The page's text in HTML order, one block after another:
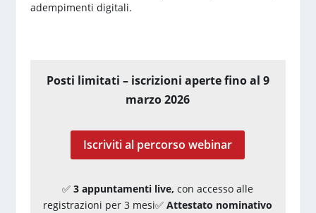
adempimenti digitali.
Posti limitati – iscrizioni aperte fino al 9
marzo 2026
Iscriviti al percorso webinar
✅3 appuntamenti live, con accesso alle
registrazioni per 3 mesi✅Attestato nominativo